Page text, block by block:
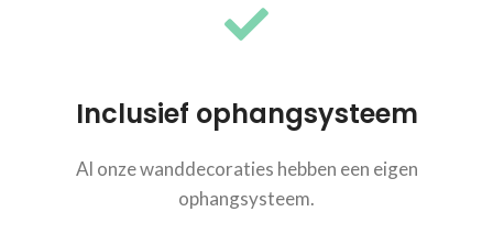
Inclusief ophangsysteem
Al onze wanddecoraties hebben een eigen
ophangsysteem.